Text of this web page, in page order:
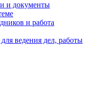
и документы
и работа
ведения дел, работы